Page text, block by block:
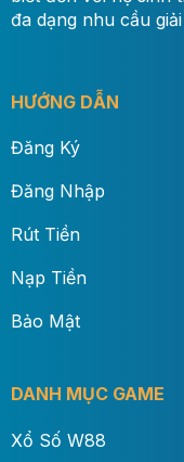
đa dạng nhu cầu
HƯỚNG DẪN
Đăng Ký
Đăng Nhập
Rút Tiền
Nạp Tiền
Bảo Mật
DANH MỤC GAME
Xổ Số W88